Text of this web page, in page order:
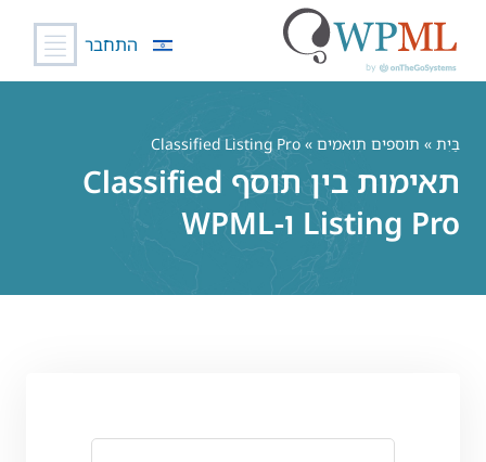
התחבר
בַּיִת » תוספים תואמים » Classified Listing Pro
תאימות בין תוסף Classified
Listing Pro ו-WPML